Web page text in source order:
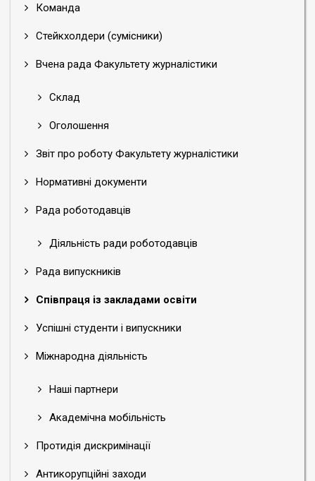
Команда
Стейкхолдери (сумісники)
Вчена рада Факультету журналістики
Склад
Оголошення
Звіт про роботу Факультету журналістики
Нормативні документи
Рада роботодавців
Діяльність ради роботодавців
Рада випускників
Співпраця із закладами освіти
Успішні студенти і випускники
Міжнародна діяльність
Наші партнери
Академічна мобільність
Протидія дискримінації
Антикорупційні заходи